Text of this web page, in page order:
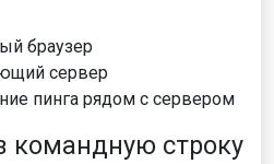
браузер
сервер
пинга рядом с сервером
командную строку